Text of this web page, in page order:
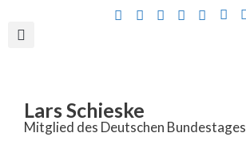
Lars Schieske
Mitglied des Deutschen Bundestages